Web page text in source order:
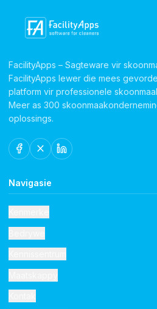
FacilityApps – Sagteware vir
FacilityApps lewer die mees
platform vir professionele
Meer as 300
oplossings.
Navigasie